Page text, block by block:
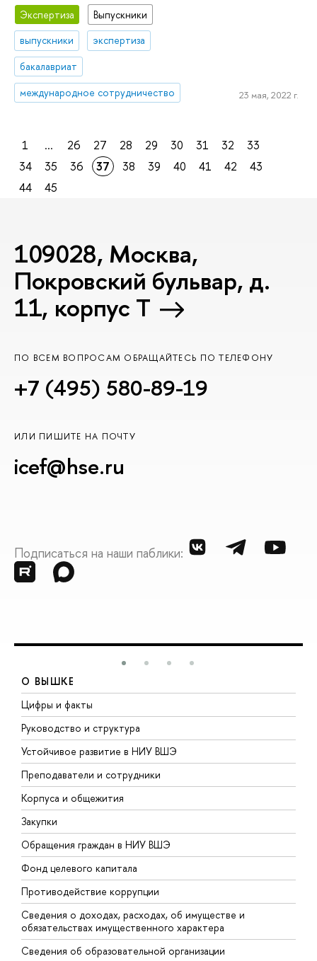
Экспертиза
Выпускники
выпускники
экспертиза
бакалавриат
международное сотрудничество
23 мая, 2022 г.
1 ... 26 27 28 29 30 31 32
33
34
35 36 37 38 39 40 41 42
43
44
45
109028, Москва,
Покровский бульвар, д.
11, корпус T
ПО ВСЕМ ВОПРОСАМ ОБРАЩАЙТЕСЬ ПО ТЕЛЕФОНУ
+7 (495) 580-89-19
ИЛИ ПИШИТЕ НА ПОЧТУ
icef@hse.ru
Подписаться на наши паблики:
О ВЫШКЕ
Цифры и факты
Руководство и структура
Устойчивое развитие в НИУ ВШЭ
Преподаватели и сотрудники
Корпуса и общежития
Закупки
Обращения граждан в НИУ ВШЭ
Фонд целевого капитала
Противодействие коррупции
Сведения о доходах, расходах, об имуществе и
обязательствах имущественного характера
Сведения об образовательной организации